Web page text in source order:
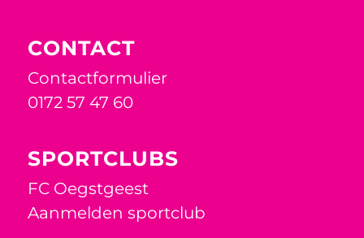
CONTACT
Contactformulier
0172 57 47 60
SPORTCLUBS
FC Oegstgeest
Aanmelden sportclub